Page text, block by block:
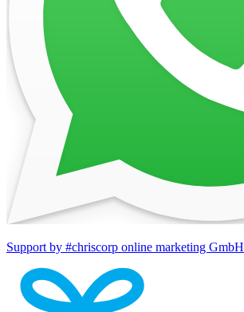
Support by #chriscorp online marketing GmbH